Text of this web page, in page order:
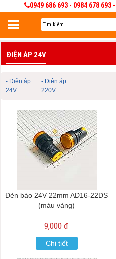
0949 686 693 - 0984 678
Đăng nhập
Đăng nhập để lưu giỏ hàng 30 ngày.
hàng
ĐIỆN ÁP 24V
- Điện áp
24V
- Điện áp
220V
Đèn báo 24V 22mm AD16-22DS
(màu vàng)
9,000 đ
Chi tiết